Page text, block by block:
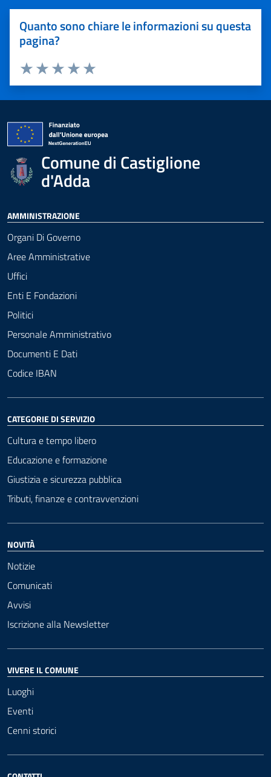
Quanto sono chiare le informazioni su questa
pagina?
Valuta 5 stelle su 5
Valuta 4 stelle su 5
Valuta 3 stelle su 5
Valuta 2 stelle su 5
Valuta 1 stelle su 5
Comune di Castiglione
d'Adda
AMMINISTRAZIONE
Organi Di Governo
Aree Amministrative
Uffici
Enti E Fondazioni
Politici
Personale Amministrativo
Documenti E Dati
Codice IBAN
CATEGORIE DI SERVIZIO
Cultura e tempo libero
Educazione e formazione
Giustizia e sicurezza pubblica
Tributi, finanze e contravvenzioni
NOVITÀ
Notizie
Comunicati
Avvisi
Iscrizione alla Newsletter
VIVERE IL COMUNE
Luoghi
Eventi
Cenni storici